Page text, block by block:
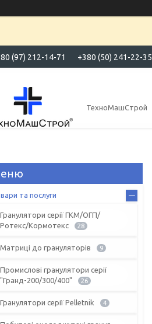
(97) 212-14-71 +380 (50) 241-22-35
ТехноМашСтрой
та послуги
Гранулятори серії ГКМ/ОГП/
Ротекс/Кормотекс
28
Матриці до грануляторів 9
Промислові гранулятори серії
"Гранд-200/300/400"
26
Гранулятори серії Pelletnik 4